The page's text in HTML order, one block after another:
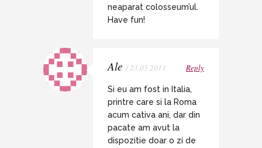
neaparat colosseum’ul.
Have fun!
Ale / 23.05.2011 Reply
Si eu am fost in Italia,
printre care si la Roma
acum cativa ani, dar din
pacate am avut la
dispozitie doar o zi de